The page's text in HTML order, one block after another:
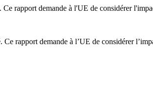
rapport demande à l'UE de considérer
rapport demande à l’UE de considérer